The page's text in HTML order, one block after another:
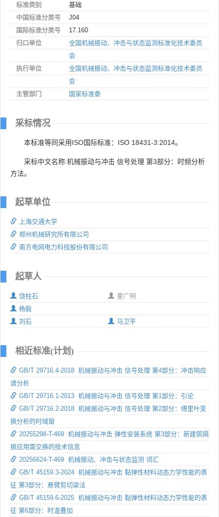
标准类别
基础
中国标准分类号
J04
国际标准分类号
17.160
归口单位
全国机械振动、冲击与状态监测标准化技术委员
会
执行单位
全国机械振动、冲击与状态监测标准化技术委员
会
主管部门
国家标准委
采标情况
本标准等同采用ISO国际标准：ISO 18431-3:2014。
采标中文名称:机械振动与冲击 信号处理 第3部分：时频分析
方法。
起草单位
上海交通大学
郑州机械研究所有限公司
南方电网电力科技股份有限公司
起草人
饶柱石
董广明
杨毅
刘石
马卫平
相近标准(计划)
GB/T 29716.4-2018 机械振动与冲击 信号处理 第4部分：冲击响应
谱分析
GB/T 29716.1-2013 机械振动与冲击 信号处理 第1部分：引论
GB/T 29716.2-2018 机械振动与冲击 信号处理 第2部分：傅里叶变
换分析的时域窗
20255298-T-469 机械振动与冲击 弹性安装系统 第3部分：新建筑隔
振应用需交换的技术信息
20256624-T-469 机械振动、冲击与状态监测 词汇
GB/T 45159.3-2024 机械振动与冲击 黏弹性材料动态力学性能的表
征 第3部分：悬臂剪切梁法
GB/T 45159.6-2025 机械振动与冲击 黏弹性材料动态力学性能的表
征 第6部分：时温叠加